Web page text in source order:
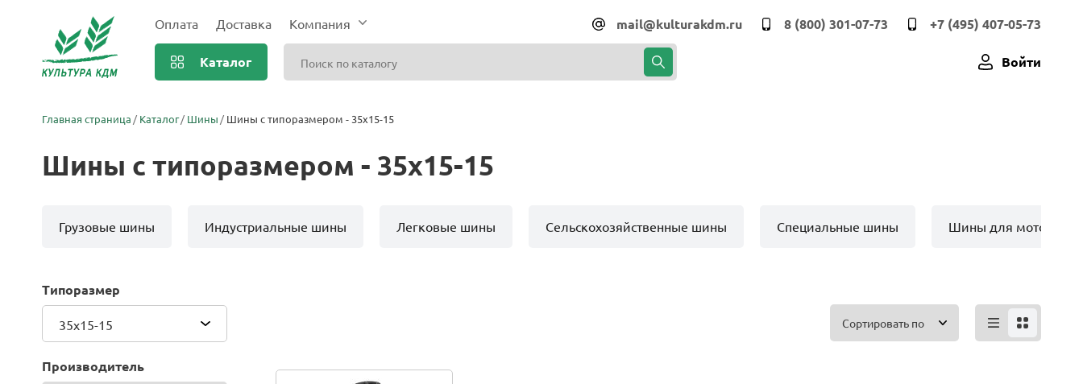
Оплата Доставка Компания +7 (495) 407-05-73
8 (800) 301-07-73
mail@kulturakdm.ru
Каталог Войти
Главная страница Каталог Шины Шины с типоразмером - 35x15-15
Шины с типоразмером - 35x15-15
Грузовые шины Индустриальные шины Легковые шины Сельскохозяйственные шины Специальные шины Шины для мото
Типоразмер
35x15-15
Производитель
Сортировать по